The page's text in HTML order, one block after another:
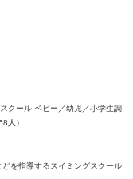
クール ベビー／幼児／小学生調
人）
を指導するスイミングスクール